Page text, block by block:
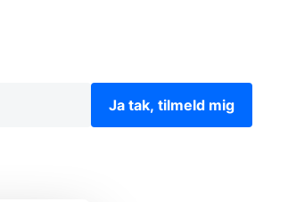
Ja tak, tilmeld mig